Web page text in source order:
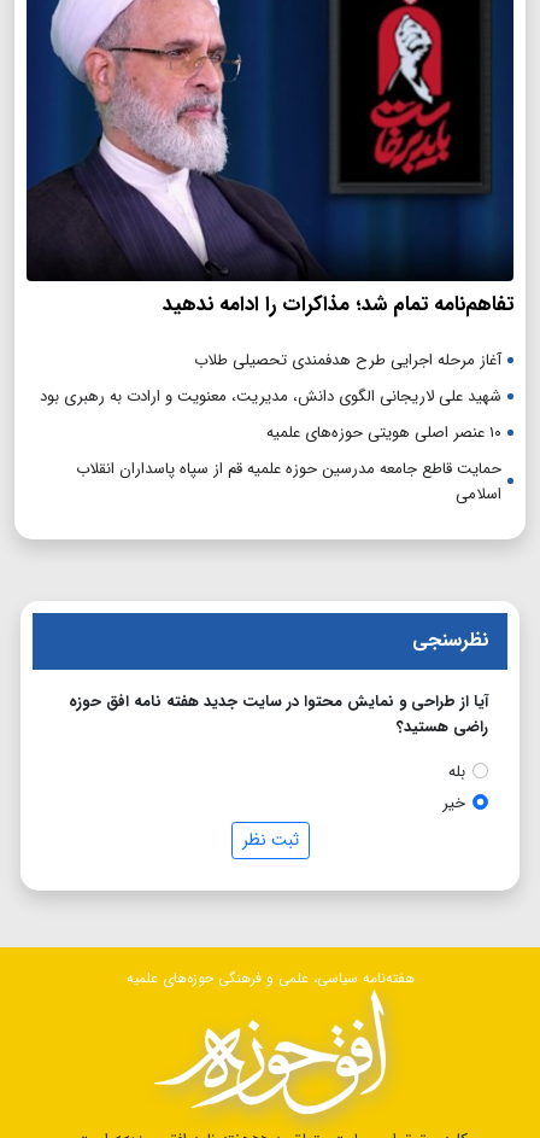
تفاهم‌نامه تمام شد؛ مذاکرات را ادامه ندهید
آغاز مرحله اجرایی طرح هدفمندی تحصیلی طلاب
شهید علی لاریجانی الگوی دانش، مدیریت، معنویت و ارادت به رهبری بود
۱۰ عنصر اصلی هویتی حوزه‌های علمیه
حمایت قاطع جامعه مدرسین حوزه علمیه قم از سپاه پاسداران انقلاب
اسلامی
نظرسنجی
آیا از طراحی و نمایش محتوا در سایت جدید هفته نامه افق حوزه
راضی هستید؟
بله
خیر
ثبت نظر
هفته‌نامه سیاسی، علمی و فرهنگی حوزه‌های علمیه